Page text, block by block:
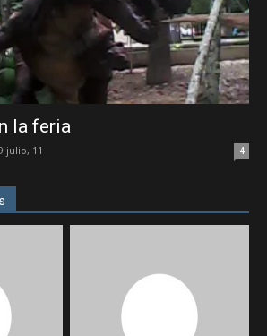
la feria
julio, 11 4